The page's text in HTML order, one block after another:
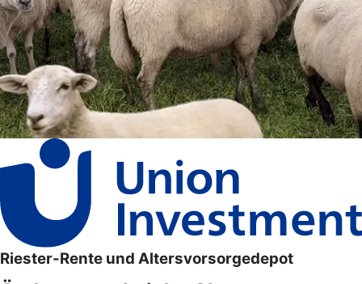
Riester-Rente und Altersvorsorgedepot